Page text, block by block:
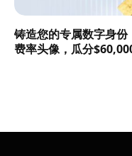
铸造您的专属数字身
费率头像，瓜分